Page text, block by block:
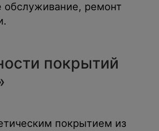
обслуживание, ремонт
покрытий
покрытием из